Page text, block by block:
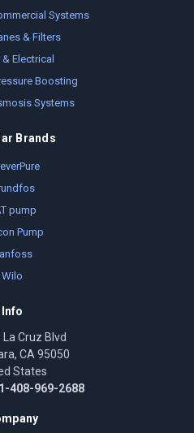
Systems
& Filters
& Electrical
Boosting
Systems
Brands
pump
Pump
Wilo
Info
Cruz Blvd
CA 95050
States
408-969-2688